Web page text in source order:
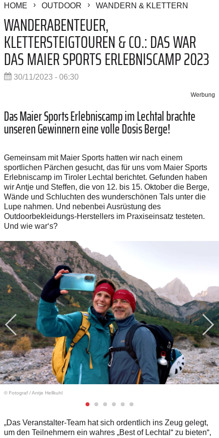
HOME OUTDOOR WANDERN & KLETTERN
WANDERABENTEUER,
KLETTERSTEIGTOUREN & CO.: DAS WAR
DAS MAIER SPORTS ERLEBNISCAMP 2023
30/11/2023 - 06:30
Werbung
Das Maier Sports Erlebniscamp im Lechtal ­brachte
unseren Gewinnern eine volle Dosis Berge!
Gemeinsam mit Maier Sports hatten wir nach einem
sportlichen Pärchen gesucht, das für uns vom Maier Sports
Erlebniscamp im Tiroler Lechtal berichtet. Gefunden haben
wir Antje und Steffen, die von 12. bis 15. Oktober die Berge,
Wände und Schluchten des wunderschönen Tals unter die
Lupe nahmen. Und nebenbei Ausrüstung des
Outdoorbekleidungs-Herstellers im Praxiseinsatz testeten.
Und wie war‘s?
© Fotograf /Antje Hellkuhl
„Das Veranstalter-Team hat sich ordentlich ins Zeug gelegt,
um den Teilnehmern ein wahres „Best of Lechtal“ zu bieten“,